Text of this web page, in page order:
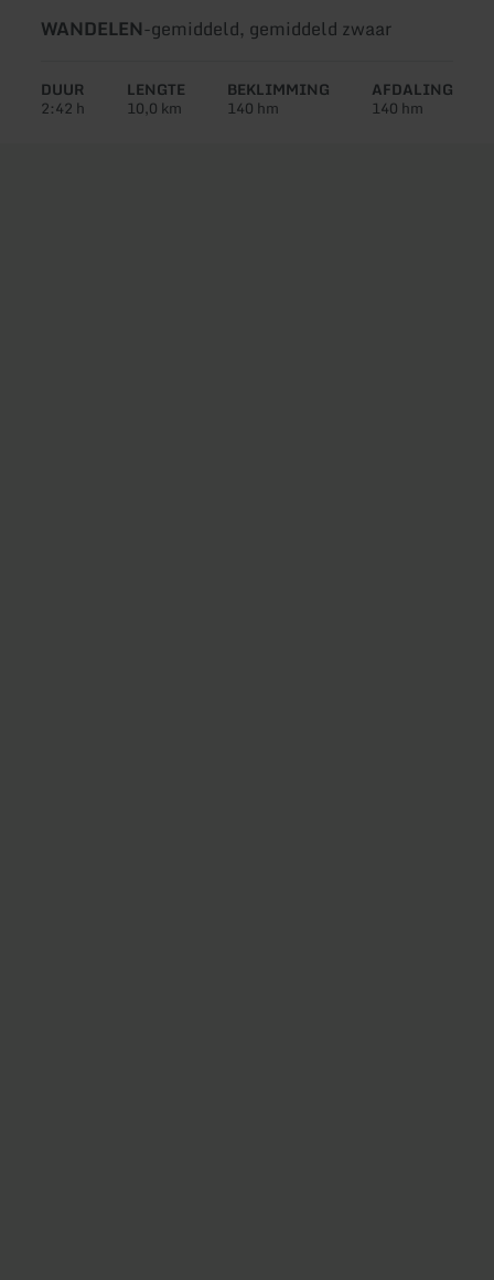
Soort
WANDELEN-Moeilijkheidsgraad:
gemiddeld, gemiddeld zwaar
DUUR
2:42 h
LENGTE
10,0 km
BEKLIMMING
140 hm
AFDALING
140 hm